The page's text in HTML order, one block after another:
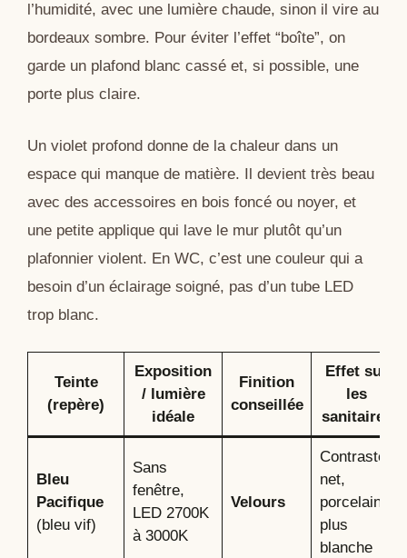
l’humidité, avec une lumière chaude, sinon il vire au
bordeaux sombre. Pour éviter l’effet “boîte”, on
garde un plafond blanc cassé et, si possible, une
porte plus claire.
Un violet profond donne de la chaleur dans un
espace qui manque de matière. Il devient très beau
avec des accessoires en bois foncé ou noyer, et
une petite applique qui lave le mur plutôt qu’un
plafonnier violent. En WC, c’est une couleur qui a
besoin d’un éclairage soigné, pas d’un tube LED
trop blanc.
Teinte
(repère)
Exposition
/ lumière
idéale
Finition
conseillée
Effet sur
les
sanitaires
Bleu
Pacifique
(bleu vif)
Sans
fenêtre,
LED 2700K
à 3000K
Velours
Contraste
net,
porcelaine
plus
blanche